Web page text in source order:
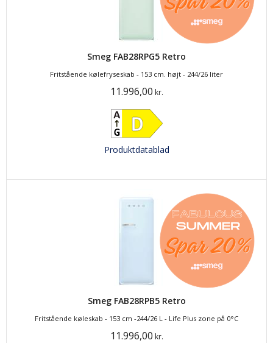
Smeg FAB28RPG5 Retro
Fritstående kølefryseskab - 153 cm. højt - 244/26 liter
11.996,00 kr.
Produktdatablad
Smeg FAB28RPB5 Retro
Fritstående køleskab - 153 cm -244/26 L - Life Plus zone på 0°C
11.996,00 kr.